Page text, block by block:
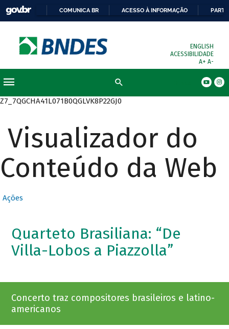
COMUNICA BR ACESSO À INFORMAÇÃO
ENGLISH
ACESSIBILIDADE
A+ A-
Z7_7QGCHA41L071B0QGLVK8P22GJ0
Visualizador do
Conteúdo da Web
Ações
Quarteto Brasiliana: “De
Villa-Lobos a Piazzolla”
Concerto traz compositores brasileiros e latino-
americanos